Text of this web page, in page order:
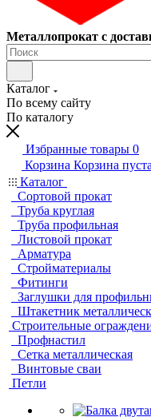
Металлопрокат с
Каталог
По всему сайту
По каталогу
Избранные товары 0
Корзина Корзина пуста
Каталог
Сортовой прокат
Труба круглая
Труба профильная
Листовой прокат
Арматура
Стройматериалы
Фитинги
Заглушки для
Штакетник
Строительные
Профнастил
Сетка металлическая
Винтовые сваи
Петли